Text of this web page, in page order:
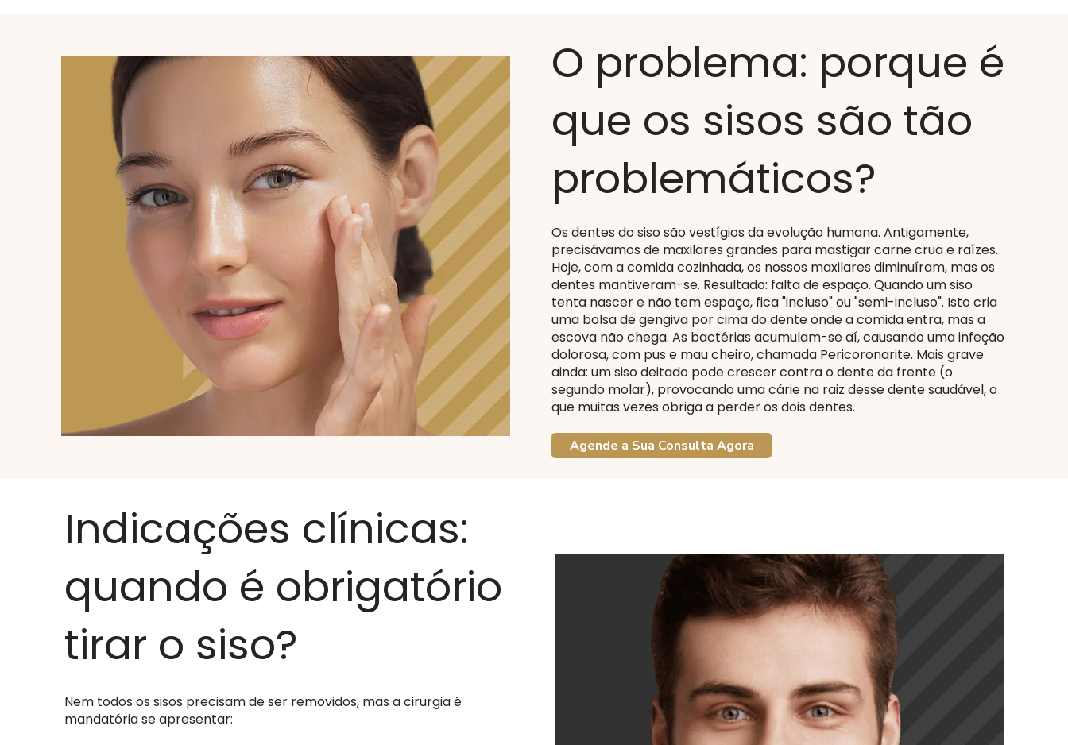
O problema: porque é
que os sisos são tão
problemáticos?
Os dentes do siso são vestígios da evolução humana. Antigamente,
precisávamos de maxilares grandes para mastigar carne crua e raízes.
Hoje, com a comida cozinhada, os nossos maxilares diminuíram, mas os
dentes mantiveram-se. Resultado: falta de espaço. Quando um siso
tenta nascer e não tem espaço, fica "incluso" ou "semi-incluso". Isto cria
uma bolsa de gengiva por cima do dente onde a comida entra, mas a
escova não chega. As bactérias acumulam-se aí, causando uma infeção
dolorosa, com pus e mau cheiro, chamada Pericoronarite. Mais grave
ainda: um siso deitado pode crescer contra o dente da frente (o
segundo molar), provocando uma cárie na raiz desse dente saudável, o
que muitas vezes obriga a perder os dois dentes.
Agende a Sua Consulta Agora
Indicações clínicas:
quando é obrigatório
tirar o siso?
Nem todos os sisos precisam de ser removidos, mas a cirurgia é
mandatória se apresentar: